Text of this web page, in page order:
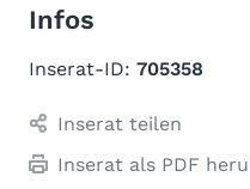
Infos
Inserat-ID: 705358
Inserat teilen
Inserat als PDF